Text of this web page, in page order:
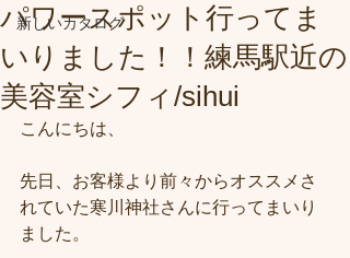
新しいカタログ
パワースポット行ってま
いりました！！練馬駅近の
美容室シフィ/sihui
こんにちは、
先日、お客様より前々からオススメさ
れていた寒川神社さんに行ってまいり
ました。